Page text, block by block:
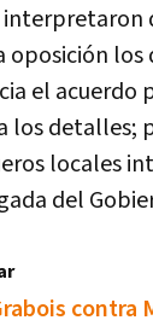
interpretaron
oposición
el acuerdo
los detalles;
locales
del
contra